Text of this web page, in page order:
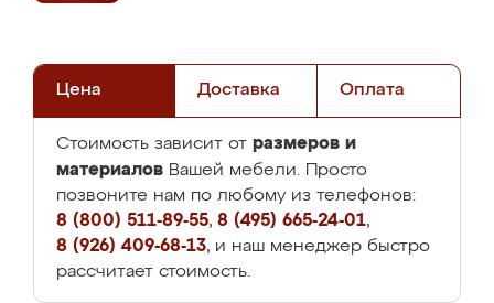
Цена Доставка Оплата
Стоимость зависит от размеров и
материалов Вашей мебели. Просто
позвоните нам по любому из телефонов:
8 (800) 511-89-55, 8 (495) 665-24-01,
8 (926) 409-68-13, и наш менеджер быстро
рассчитает стоимость.